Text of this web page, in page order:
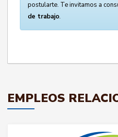
postularte. Te invitamos a
de trabajo.
EMPLEOS